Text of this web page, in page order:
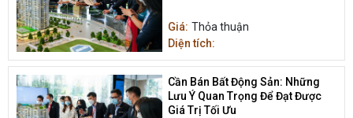
Giá: Thỏa thuận
Diện tích:
Cần Bán Bất Động Sản: Những
Lưu Ý Quan Trọng Để Đạt Được
Giá Trị Tối Ưu